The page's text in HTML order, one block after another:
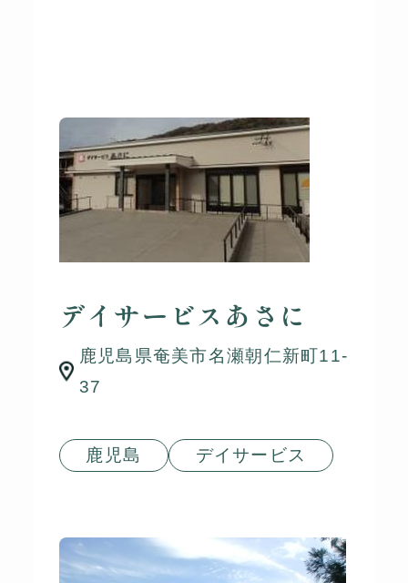
デイサービスあさに
鹿児島県奄美市名瀬朝仁新町11-
37
鹿児島 デイサービス